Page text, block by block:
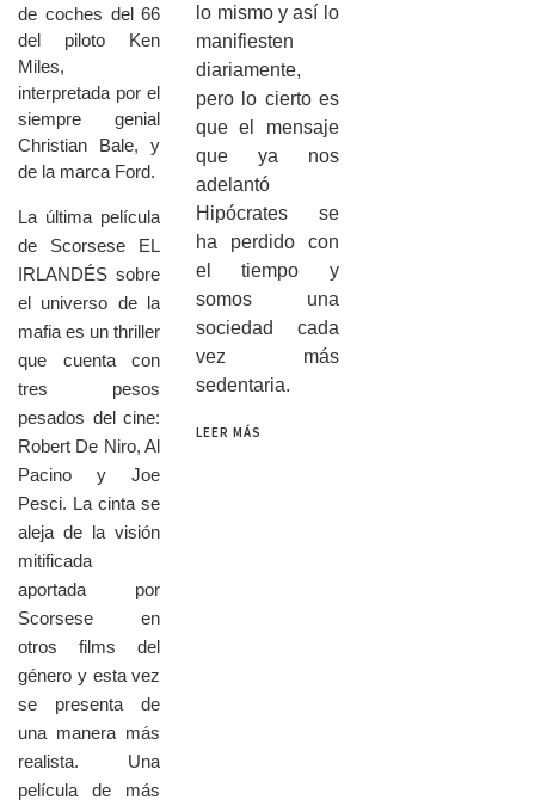
de coches del 66
del piloto Ken
Miles,
interpretada por el
siempre genial
Christian Bale, y
de la marca Ford.
La última película
de Scorsese EL
IRLANDÉS sobre
el universo de la
mafia es un thriller
que cuenta con
tres pesos
pesados del cine:
Robert De Niro, Al
Pacino y Joe
Pesci. La cinta se
aleja de la visión
mitificada
aportada por
Scorsese en
otros films del
género y esta vez
se presenta de
una manera más
realista. Una
película de más
lo mismo y así lo
manifiesten
diariamente,
pero lo cierto es
que el mensaje
que ya nos
adelantó
Hipócrates se
ha perdido con
el tiempo y
somos una
sociedad cada
vez más
sedentaria.
LEER MÁS